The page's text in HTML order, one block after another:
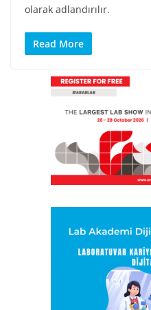
olarak adlandırılır.
Read More